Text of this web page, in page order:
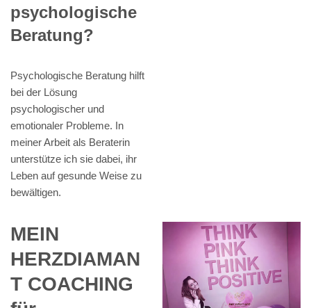
psychologische
Beratung?
Psychologische Beratung hilft
bei der Lösung
psychologischer und
emotionaler Probleme. In
meiner Arbeit als Beraterin
unterstütze ich sie dabei, ihr
Leben auf gesunde Weise zu
bewältigen.
MEIN
HERZDIAMAN
T COACHING